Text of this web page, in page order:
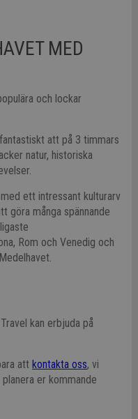
MED
och lockar
att på 3 timmars
natur, historiska
ett intressant kulturarv
göra många spännande
Rom och Venedig och
kan erbjuda på
att kontakta oss, vi
er kommande